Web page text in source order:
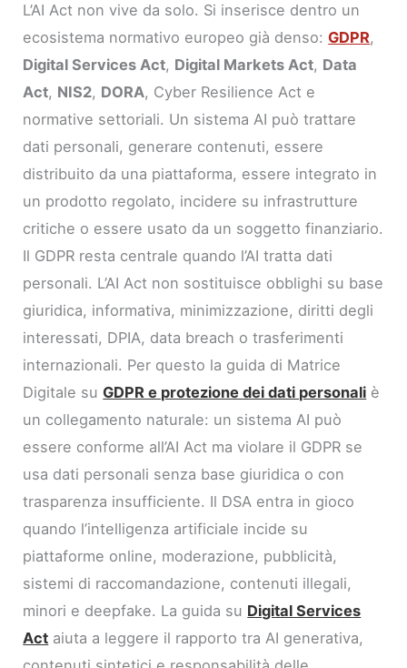
L’AI Act non vive da solo. Si inserisce dentro un
ecosistema normativo europeo già denso:GDPR,
Digital Services Act, Digital Markets Act, Data
Act, NIS2, DORA, Cyber Resilience Act e
normative settoriali. Un sistema AI può trattare
dati personali, generare contenuti, essere
distribuito da una piattaforma, essere integrato in
un prodotto regolato, incidere su infrastrutture
critiche o essere usato da un soggetto finanziario.
Il GDPR resta centrale quando l’AI tratta dati
personali. L’AI Act non sostituisce obblighi su base
giuridica, informativa, minimizzazione, diritti degli
interessati, DPIA, data breach o trasferimenti
internazionali. Per questo la guida di Matrice
Digitale suGDPR e protezione dei dati personali è
un collegamento naturale: un sistema AI può
essere conforme all’AI Act ma violare il GDPR se
usa dati personali senza base giuridica o con
trasparenza insufficiente. Il DSA entra in gioco
quando l’intelligenza artificiale incide su
piattaforme online, moderazione, pubblicità,
sistemi di raccomandazione, contenuti illegali,
minori e deepfake. La guida su Digital Services
Act aiuta a leggere il rapporto tra AI generativa,